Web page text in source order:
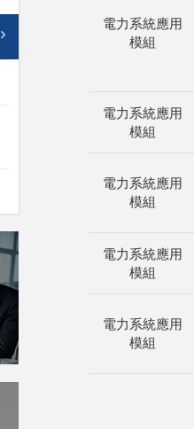
電力系統應用
模組
電力系統應用
模組
電力系統應用
模組
電力系統應用
模組
電力系統應用
模組